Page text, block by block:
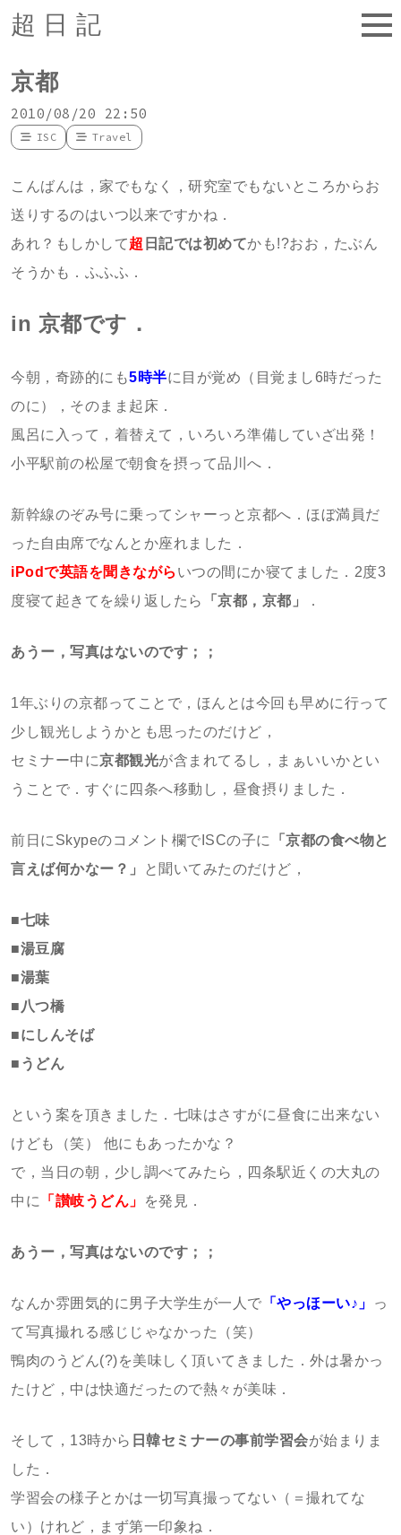
超日記
京都
2010/08/20 22:50
ISC Travel
こんばんは，家でもなく，研究室でもないところからお
送りするのはいつ以来ですかね．
あれ？もしかして超 日記では初めてかも!?おお，たぶん
そうかも．ふふふ．
in 京都です．
今朝，奇跡的にも5時半に目が覚め（目覚まし6時だった
のに），そのまま起床．
風呂に入って，着替えて，いろいろ準備していざ出発！
小平駅前の松屋で朝食を摂って品川へ．
新幹線のぞみ号に乗ってシャーっと京都へ．ほぼ満員だ
った自由席でなんとか座れました．
iPodで英語を聞きながら いつの間にか寝てました．2度3
度寝て起きてを繰り返したら
「京都，京都」 ．
あうー，写真はないのです；；
1年ぶりの京都ってことで，ほんとは今回も早めに行って
少し観光しようかとも思ったのだけど，
セミナー中に京都観光が含まれてるし，まぁいいかとい
うことで．すぐに四条へ移動し，昼食摂りました．
前日にSkypeのコメント欄でISCの子に
「京都の食べ物と
言えば何かなー？」
と聞いてみたのだけど，
■七味
■湯豆腐
■湯葉
■八つ橋
■にしんそば
■うどん
という案を頂きました．七味はさすがに昼食に出来ない
けども（笑） 他にもあったかな？
で，当日の朝，少し調べてみたら，四条駅近くの大丸の
中に
「讃岐うどん」 を発見．
あうー，写真はないのです；；
なんか雰囲気的に男子大学生が一人で 「やっほーい♪」
っ
て写真撮れる感じじゃなかった（笑）
鴨肉のうどん(?)を美味しく頂いてきました．外は暑かっ
たけど，中は快適だったので熱々が美味．
そして，13時から 日韓セミナーの事前学習会が始まりま
した．
学習会の様子とかは一切写真撮ってない（＝撮れてな
い）けれど，まず第一印象ね．